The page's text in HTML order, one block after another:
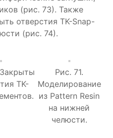
(рис. 73). Также
отверстия TK-Snap-
(рис. 74).
TK-
Рис. 71.
Моделирование
из Pattern Resin
на нижней
челюсти.